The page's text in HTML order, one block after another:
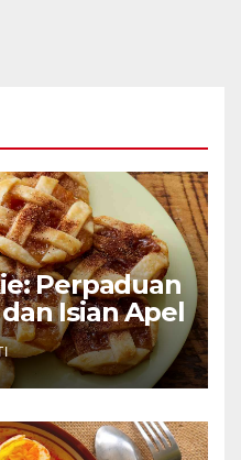
Perpaduan
Isian Apel